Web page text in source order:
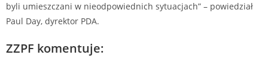
byli umieszczani w nieodpowiednich sytuacjach” – powiedział
Paul Day, dyrektor PDA.
ZZPF komentuje: